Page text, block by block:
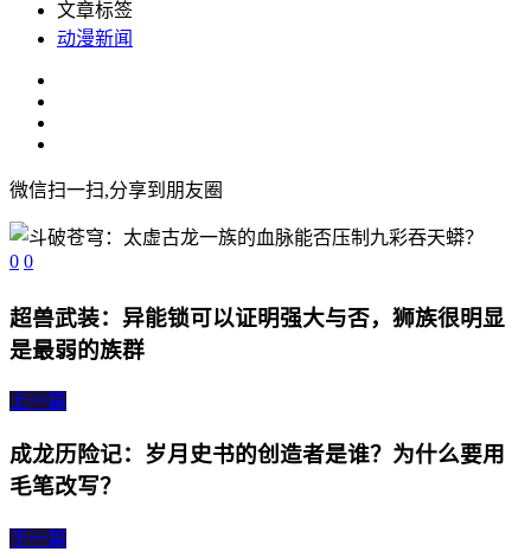
文章标签
动漫新闻
微信扫一扫,分享到朋友圈
0 0
超兽武装：异能锁可以证明强大与否，狮族很明显
是最弱的族群
上一篇
成龙历险记：岁月史书的创造者是谁？为什么要用
毛笔改写？
下一篇